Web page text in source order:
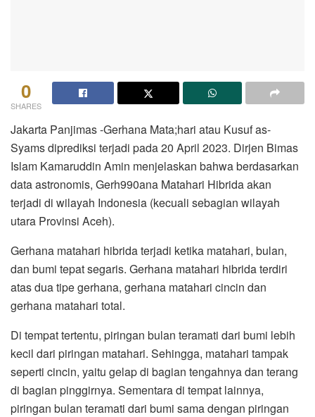
0
SHARES
Jakarta Panjimas -Gerhana Mata;hari atau Kusuf as-
Syams diprediksi terjadi pada 20 April 2023. Dirjen Bimas
Islam Kamaruddin Amin menjelaskan bahwa berdasarkan
data astronomis, Gerh990ana Matahari Hibrida akan
terjadi di wilayah Indonesia (kecuali sebagian wilayah
utara Provinsi Aceh).
Gerhana matahari hibrida terjadi ketika matahari, bulan,
dan bumi tepat segaris. Gerhana matahari hibrida terdiri
atas dua tipe gerhana, gerhana matahari cincin dan
gerhana matahari total.
Di tempat tertentu, piringan bulan teramati dari bumi lebih
kecil dari piringan matahari. Sehingga, matahari tampak
seperti cincin, yaitu gelap di bagian tengahnya dan terang
di bagian pinggirnya. Sementara di tempat lainnya,
piringan bulan teramati dari bumi sama dengan piringan